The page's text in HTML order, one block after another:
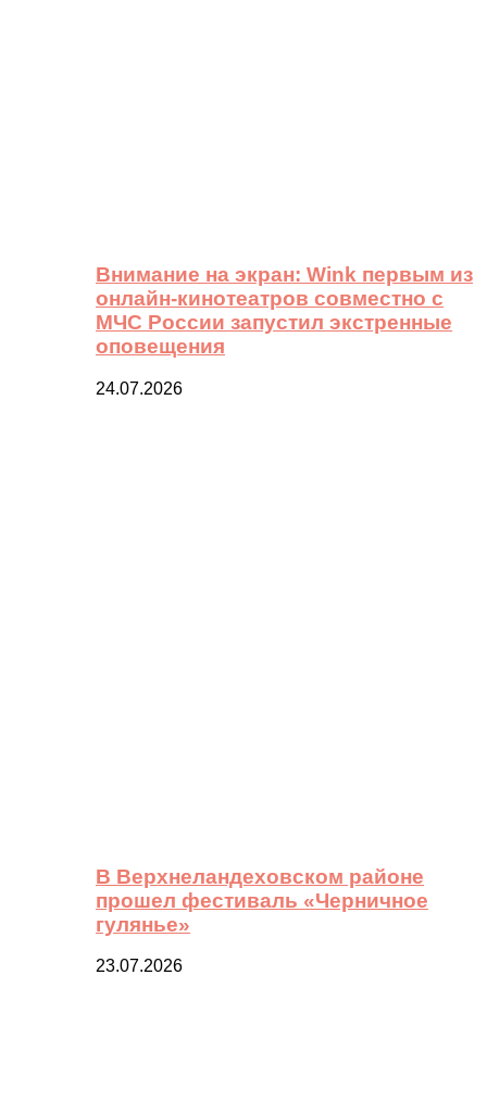
Внимание на экран: Wink первым из
онлайн-кинотеатров совместно с
МЧС России запустил экстренные
оповещения
24.07.2026
В Верхнеландеховском районе
прошел фестиваль «Черничное
гулянье»
23.07.2026